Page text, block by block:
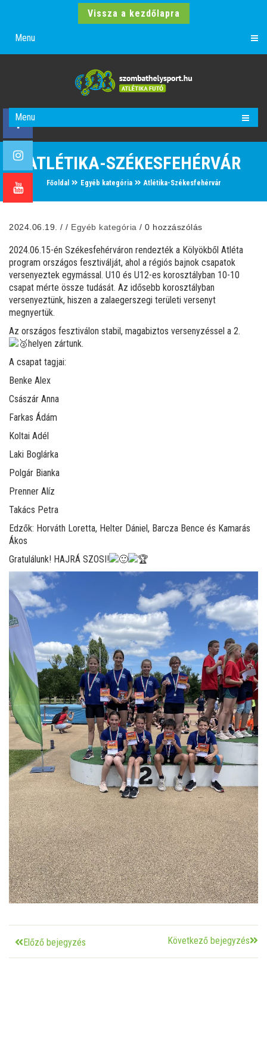
Vissza a kezdőlapra
Menu
Menu
ATLÉTIKA-SZÉKESFEHÉRVÁR
Főoldal Egyéb kategória Atlétika-Székesfehérvár
2024.06.19. / / Egyéb kategória / 0 hozzászólás
2024.06.15-én Székesfehérváron rendezték a Kölyökből Atléta
program országos fesztiválját, ahol a régiós bajnok csapatok
versenyeztek egymással. U10 és U12-es korosztályban 10-10
csapat mérte össze tudását. Az idősebb korosztályban
versenyeztünk, hiszen a zalaegerszegi területi versenyt
megnyertük.
Az országos fesztiválon stabil, magabiztos versenyzéssel a 2.
helyen zártunk.
A csapat tagjai:
Benke Alex
Császár Anna
Farkas Ádám
Koltai Adél
Laki Boglárka
Polgár Bianka
Prenner Alíz
Takács Petra
Edzők: Horváth Loretta, Helter Dániel, Barcza Bence és Kamarás
Ákos
Gratulálunk! HAJRÁ SZOSI!
Előző bejegyzés Következő bejegyzés